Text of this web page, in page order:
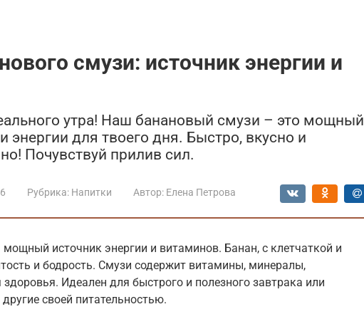
смузи: источник энергии и
утра! Наш банановый смузи – это мощный
энергии для твоего дня. Быстро, вкусно и
Почувствуй прилив сил.
Рубрика: Напитки Автор: Елена Петрова
источник энергии и витаминов. Банан, с клетчаткой и
и бодрость. Смузи содержит витамины, минералы,
Идеален для быстрого и полезного завтрака или
своей питательностью.